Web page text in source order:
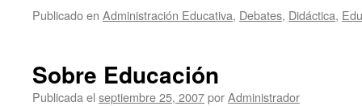
Publicado en Administración Educativa, Debates, Didáctica,
Sobre Educación
Publicada el septiembre 25, 2007porAdministrador